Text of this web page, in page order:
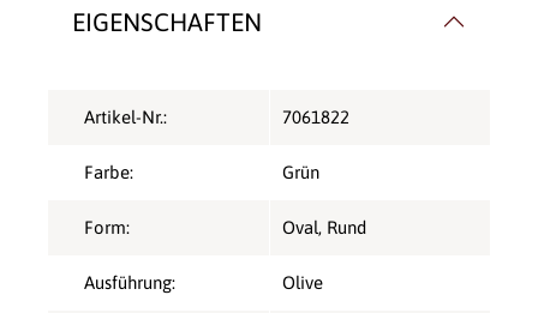
EIGENSCHAFTEN
Artikel-Nr.: 7061822
Farbe: Grün
Form: Oval, Rund
Ausführung: Olive